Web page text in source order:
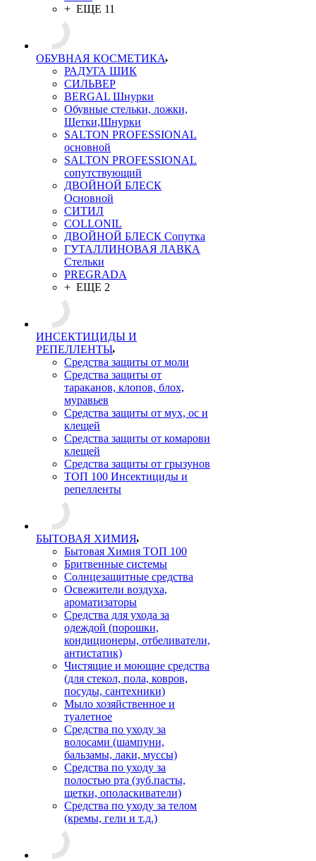
+ ЕЩЕ 11
ОБУВНАЯ КОСМЕТИКА
РАДУГА ШИК
СИЛЬВЕР
BERGAL Шнурки
Обувные стельки, ложки,
Щетки,Шнурки
SALTON PROFESSIONAL
основной
SALTON PROFESSIONAL
сопутствующий
ДВОЙНОЙ БЛЕСК
Основной
СИТИЛ
COLLONIL
ДВОЙНОЙ БЛЕСК Сопутка
ГУТАЛЛИНОВАЯ ЛАВКА
Стельки
PREGRADA
+ ЕЩЕ 2
ИНСЕКТИЦИДЫ И
РЕПЕЛЛЕНТЫ
Средства защиты от моли
Средства защиты от
тараканов, клопов, блох,
муравьев
Средства защиты от мух, ос и
клещей
Средства защиты от комарови
клещей
Средства защиты от грызунов
ТОП 100 Инсектициды и
репелленты
БЫТОВАЯ ХИМИЯ
Бытовая Химия ТОП 100
Бритвенные системы
Солнцезащитные средства
Освежители воздуха,
ароматизаторы
Средства для ухода за
одеждой (порошки,
кондиционеры, отбеливатели,
антистатик)
Чистящие и моющие средства
(для стекол, пола, ковров,
посуды, сантехники)
Мыло хозяйственное и
туалетное
Средства по уходу за
волосами (шампуни,
бальзамы, лаки, муссы)
Средства по уходу за
полостью рта (зуб.пасты,
щетки, ополаскиватели)
Средства по уходу за телом
(кремы, гели и т.д.)